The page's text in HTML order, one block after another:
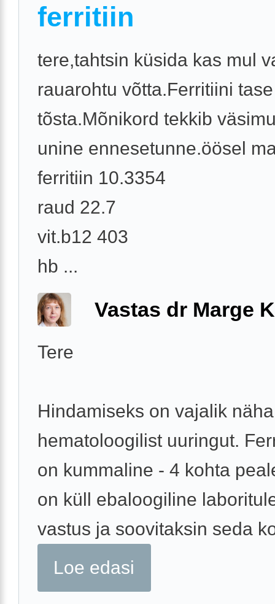
ferritiin
tere,tahtsin küsida kas mul
rauarohtu võtta.Ferritiini tase
tõsta.Mõnikord tekkib
unine ennesetunne.öösel
ferritiin 10.3354
raud 22.7
vit.b12 403
hb ...
Vastas dr Marge
Tere
Hindamiseks on vajalik
hematoloogilist uuringut.
on kummaline - 4 kohta
on küll ebaloogiline
vastus ja soovitaksin seda
Loe edasi